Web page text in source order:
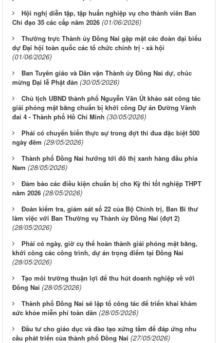
Hội nghị diễn tập, tập huấn nghiệp vụ cho thành viên Ban
Chỉ đạo 35 các cấp năm 2026 (01/06/2026)
Thường trực Thành ủy Đồng Nai gặp mặt các đoàn đại biểu
dự Đại hội toàn quốc các tổ chức chính trị - xã hội
(01/06/2026)
Ban Tuyên giáo và Dân vận Thành ủy Đồng Nai dự, chúc
mừng Đại lễ Phật đản (30/05/2026)
Chủ tịch UBND thành phố Nguyễn Văn Út khảo sát công tác
giải phóng mặt bằng chuẩn bị khởi công Dự án Đường Vành
đai 4 - Thành phố Hồ Chí Minh (30/05/2026)
Phải có chuyển biến thực sự trong đợt thi đua đặc biệt 500
ngày đêm (29/05/2026)
Thành phố Đồng Nai hướng tới đô thị xanh hàng đầu phía
Nam (28/05/2026)
Đảm bảo các điều kiện chuẩn bị cho Kỳ thi tốt nghiệp THPT
năm 2026 (28/05/2026)
Đoàn kiểm tra, giám sát số 22 của Bộ Chính trị, Ban Bí thư
làm việc với Ban Thường vụ Thành ủy Đồng Nai (đợt 2)
(28/05/2026)
Phải có ngày, giờ cụ thể hoàn thành giải phóng mặt bằng,
khởi công các công trình, dự án trọng điểm tại Đồng Nai
(28/05/2026)
Tạo môi trường thuận lợi để thu hút doanh nghiệp về với
Đồng Nai (28/05/2026)
Thành phố Đồng Nai sẽ lập tổ công tác để triển khai khám
sức khỏe miễn phí toàn dân (28/05/2026)
Đầu tư cho giáo dục và đào tạo xứng tầm để đáp ứng nhu
cầu phát triển của thành phố Đồng Nai (27/05/2026)